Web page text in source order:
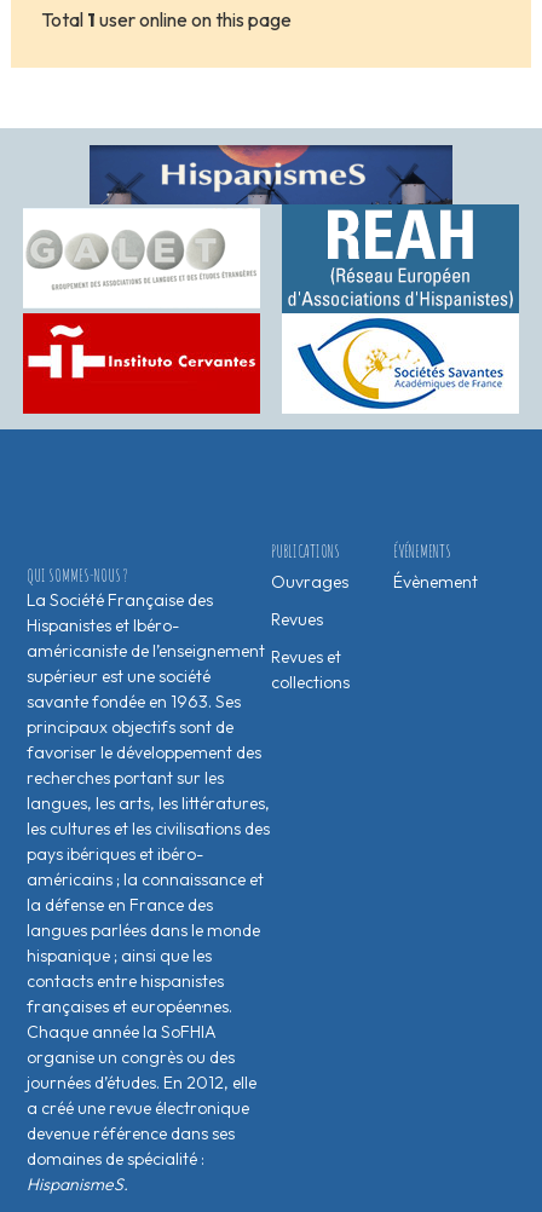
Total 1 user online on this page
ÉVÉNEMENTS
Évènement
PUBLICATIONS
Ouvrages
Revues
Revues et
collections
QUI SOMMES-NOUS ?
La Société Française des
Hispanistes et Ibéro-
américaniste de l’enseignement
supérieur est une société
savante fondée en 1963. Ses
principaux objectifs sont de
favoriser le développement des
recherches portant sur les
langues, les arts, les littératures,
les cultures et les civilisations des
pays ibériques et ibéro-
américains ; la connaissance et
la défense en France des
langues parlées dans le monde
hispanique ; ainsi que les
contacts entre hispanistes
français·es et européen·nes.
Chaque année la SoFHIA
organise un congrès ou des
journées d’études. En 2012, elle
a créé une revue électronique
devenue référence dans ses
domaines de spécialité :
HispanismeS.